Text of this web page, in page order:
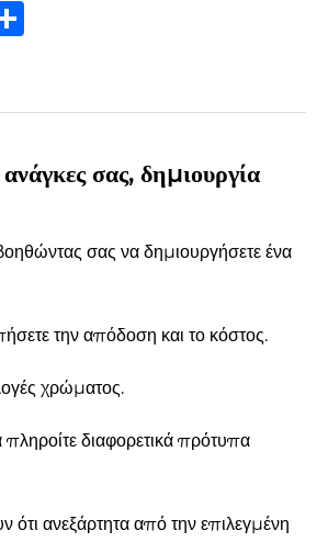
Share
σας, δημιουργία
σας να δημιουργήσετε ένα
την απόδοση και το κόστος.
χρώματος.
διαφορετικά πρότυπα
ότι ανεξάρτητα από την επιλεγμένη